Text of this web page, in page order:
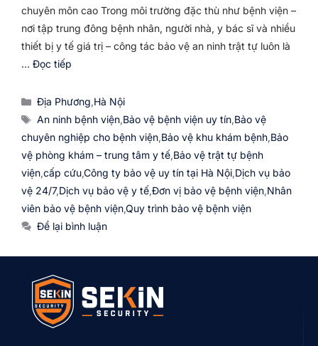
chuyên môn cao Trong môi trường đặc thù như bệnh viện –
nơi tập trung đông bệnh nhân, người nhà, y bác sĩ và nhiều
thiết bị y tế giá trị – công tác bảo vệ an ninh trật tự luôn là
… Đọc tiếp
Danh
mục
Địa Phương,Hà Nội
Thẻ
An ninh bệnh viện,Bảo vệ bệnh viện uy tín,Bảo vệ
chuyên nghiệp cho bệnh viện,Bảo vệ khu khám bệnh,Bảo
vệ phòng khám – trung tâm y tế,Bảo vệ trật tự bệnh
viện,cấp cứu,Công ty bảo vệ uy tín tại Hà Nội,Dịch vụ bảo
vệ 24/7,Dịch vụ bảo vệ y tế,Đơn vị bảo vệ bệnh viện,Nhân
viên bảo vệ bệnh viện,Quy trình bảo vệ bệnh viện
Để lại bình luận